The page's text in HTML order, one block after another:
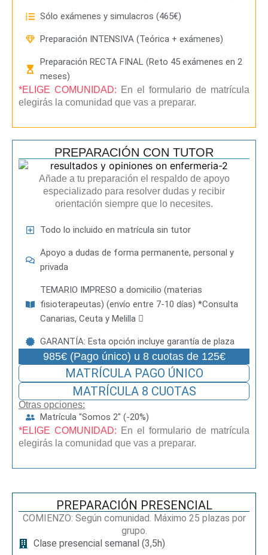
Sólo exámenes y simulacros (465€)
Preparación INTENSIVA (Teórica + exámenes)
Preparación RECTA FINAL (Reto 45 exámenes en 2
meses)
*ELIGE COMUNIDAD: En el formulario de matrícula
elegirás la comunidad que vas a preparar.
PREPARACIÓN CON TUTOR
Añade a tu preparación el respaldo de apoyo
especializado para resolver dudas y recibir
orientación siempre que lo necesites.
Todo lo incluido en matrícula sin tutor
Apoyo a dudas de forma permanente, personal y
privada
TEMARIO IMPRESO a domicilio (materias
fisioterapeutas) (envío entre 7-10 días) *Consulta
Canarias, Ceuta y Melilla
GARANTÍA: Esta opción incluye garantía de plaza
985€ (Pago único) u 8 cuotas de 125€
MATRÍCULA PAGO ÚNICO
MATRÍCULA 8 CUOTAS
Otras opciones:
Matrícula "Somos 2" (-20%)
*ELIGE COMUNIDAD: En el formulario de matrícula
elegirás la comunidad que vas a preparar.
PREPARACIÓN PRESENCIAL
COMIENZO: Según comunidad. Máximo 25 plazas por
grupo.
Clase presencial semanal (3,5h)